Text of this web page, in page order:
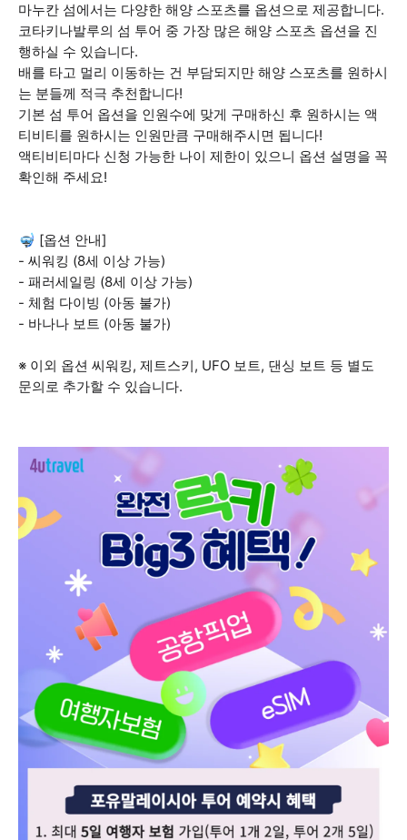
마누칸 섬에서는 다양한 해양 스포츠를 옵션으로 제공합니다.
코타키나발루의 섬 투어 중 가장 많은 해양 스포츠 옵션을 진
행하실 수 있습니다.
배를 타고 멀리 이동하는 건 부담되지만 해양 스포츠를 원하시
는 분들께 적극 추천합니다!
기본 섬 투어 옵션을 인원수에 맞게 구매하신 후 원하시는 액
티비티를 원하시는 인원만큼 구매해주시면 됩니다!
액티비티마다 신청 가능한 나이 제한이 있으니 옵션 설명을 꼭
확인해 주세요!
🤿 [옵션 안내]
- 씨워킹 (8세 이상 가능)
- 패러세일링 (8세 이상 가능)
- 체험 다이빙 (아동 불가)
- 바나나 보트 (아동 불가)
※ 이외 옵션 씨워킹, 제트스키, UFO 보트, 댄싱 보트 등 별도
문의로 추가할 수 있습니다.